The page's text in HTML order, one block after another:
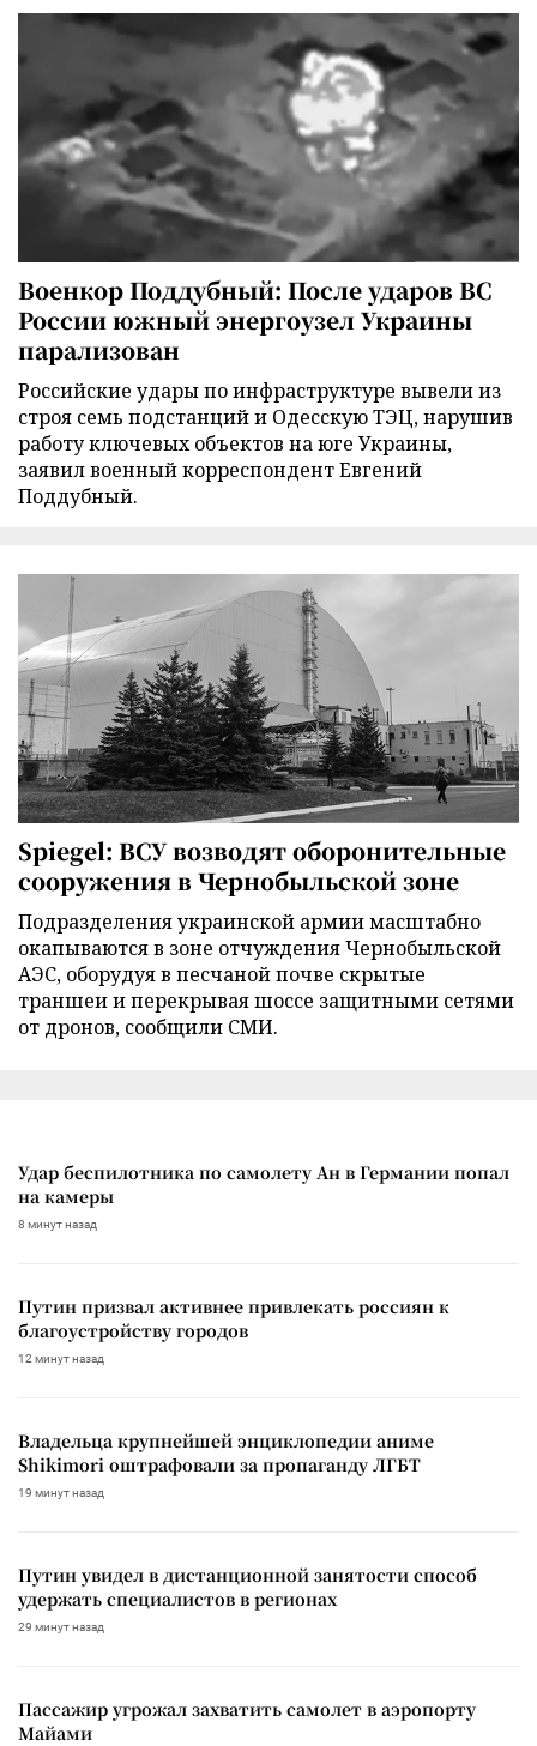
Военкор Поддубный: После ударов ВС
России южный энергоузел Украины
парализован
Российские удары по инфраструктуре вывели из
строя семь подстанций и Одесскую ТЭЦ, нарушив
работу ключевых объектов на юге Украины,
заявил военный корреспондент Евгений
Поддубный.
Spiegel: ВСУ возводят оборонительные
сооружения в Чернобыльской зоне
Подразделения украинской армии масштабно
окапываются в зоне отчуждения Чернобыльской
АЭС, оборудуя в песчаной почве скрытые
траншеи и перекрывая шоссе защитными сетями
от дронов, сообщили СМИ.
Удар беспилотника по самолету Ан в Германии попал
на камеры
8 минут назад
Путин призвал активнее привлекать россиян к
благоустройству городов
12 минут назад
Владельца крупнейшей энциклопедии аниме
Shikimori оштрафовали за пропаганду ЛГБТ
19 минут назад
Путин увидел в дистанционной занятости способ
удержать специалистов в регионах
29 минут назад
Пассажир угрожал захватить самолет в аэропорту
Майами